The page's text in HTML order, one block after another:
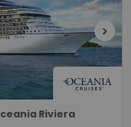
chevron_right
Riviera